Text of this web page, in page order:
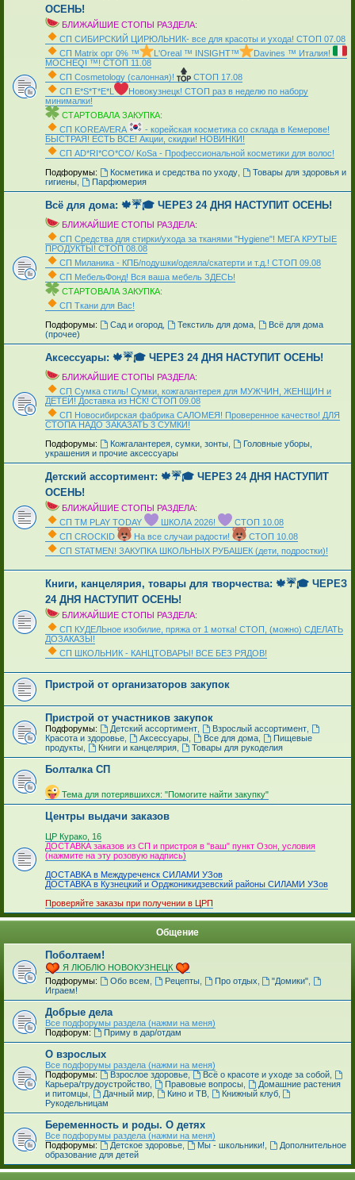
ОСЕНЬ!
БЛИЖАЙШИЕ СТОПЫ РАЗДЕЛА:
СП СИБИРСКИЙ ЦИРЮЛЬНИК- все для красоты и ухода! СТОП 07.08
СП Matrix орг 0% ™
L'Oreal ™ INSIGHT™
Davines ™ Италия!
MOCHEQI ™! СТОП 11.08
СП Cosmetology (салонная)!
СТОП 17.08
СП Е*S*T*Е*L
Новокузнецк! СТОП раз в неделю по набору
минималки!
СТАРТОВАЛА ЗАКУПКА:
СП KOREAVERA
- корейская косметика со склада в Кемерове!
БЫСТРАЯ! ЕСТЬ ВСЁ! Акции, скидки! НОВИНКИ!
СП AD*RI*CO*CO/ KoSa - Профессиональной косметики для волос!
Подфорумы: Косметика и средства по уходу,
Товары для здоровья и
гигиены
Парфюмерия
Всё для дома: 🍁☔🎓 ЧЕРЕЗ 24 ДНЯ НАСТУПИТ ОСЕНЬ!
БЛИЖАЙШИЕ СТОПЫ РАЗДЕЛА:
СП Средства для стирки/ухода за тканями "Hygiene"! МЕГА КРУТЫЕ
ПРОДУКТЫ! СТОП 08.08
СП Миланика - КПБ/подушки/одеяла/скатерти и т.д.! СТОП 09.08
СП МебельФонд! Вся ваша мебель ЗДЕСЬ!
СТАРТОВАЛА ЗАКУПКА:
СП Ткани для Вас!
Подфорумы: Сад и огород, Текстиль для дома,
Всё для дома
(прочее)
Аксессуары: 🍁☔🎓 ЧЕРЕЗ 24 ДНЯ НАСТУПИТ ОСЕНЬ!
БЛИЖАЙШИЕ СТОПЫ РАЗДЕЛА:
СП Сумка стиль! Сумки, кожгалантерея для МУЖЧИН, ЖЕНЩИН и
ДЕТЕЙ! Доставка из НСК! СТОП 09.08
СП Новосибирская фабрика CAЛOMEЯ! Проверенное качество! ДЛЯ
СТОПА НАДО ЗАКАЗАТЬ 3 СУМКИ!
Подфорумы: Кожгалантерея, сумки, зонты,
Головные уборы,
украшения и прочие аксессуары
Детский ассортимент: 🍁☔🎓 ЧЕРЕЗ 24 ДНЯ НАСТУПИТ
ОСЕНЬ!
БЛИЖАЙШИЕ СТОПЫ РАЗДЕЛА:
СП ТМ PLAY TODAY
ШКОЛА 2026!
СТОП 10.08
СП CROCKID
На все случаи радости!
СТОП 10.08
СП STATMEN! ЗАКУПКА ШКОЛЬНЫХ РУБАШЕК (дети, подростки)!
Книги, канцелярия, товары для творчества: 🍁☔🎓 ЧЕРЕЗ
24 ДНЯ НАСТУПИТ ОСЕНЬ!
БЛИЖАЙШИЕ СТОПЫ РАЗДЕЛА:
СП КУДЕЛЬное изобилие, пряжа от 1 мотка! СТОП, (можно) СДЕЛАТЬ
ДОЗАКАЗЫ!
СП ШКОЛЬНИК - КАНЦТОВАРЫ! ВСЕ БЕЗ РЯДОВ!
Пристрой от организаторов закупок
Пристрой от участников закупок
Подфорумы: Детский ассортимент, Взрослый ассортимент,
Красота и здоровье
Аксессуары, Все для дома,
Пищевые
продукты
Книги и канцелярия, Товары для рукоделия
Болталка СП
Тема для потерявшихся: "Помогите найти закупку"
Центры выдачи заказов
ЦР Курако, 16
ДОСТАВКА заказов из СП и пристроя в "ваш" пункт Озон, условия
(нажмите на эту розовую надпись)
ДОСТАВКА в Междуреченск СИЛАМИ УЗов
ДОСТАВКА в Кузнецкий и Орджоникидзевский районы СИЛАМИ УЗов
Проверяйте заказы при получении в ЦРП
Общение
Поболтаем!
Я ЛЮБЛЮ НОВОКУЗНЕЦК
Подфорумы:
Обо всем Рецепты, Про отдых "Домики"
Играем!
Добрые дела
Все подфорумы раздела (нажми на меня)
Подфорум:
Приму в дар/отдам
О взрослых
Все подфорумы раздела (нажми на меня)
Подфорумы:
Взрослое здоровье, Всё о красоте и уходе за собой,
Карьера/трудоустройство
Правовые вопросы,
Домашние растения
и питомцы
Дачный мир, Кино и ТВ, Книжный клуб,
Рукодельницам
Беременность и роды. О детях
Все подфорумы раздела (нажми на меня)
Подфорумы:
Детское здоровье, Мы - школьники!
Дополнительное
образование для детей